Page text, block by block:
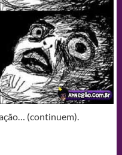
(continuem).